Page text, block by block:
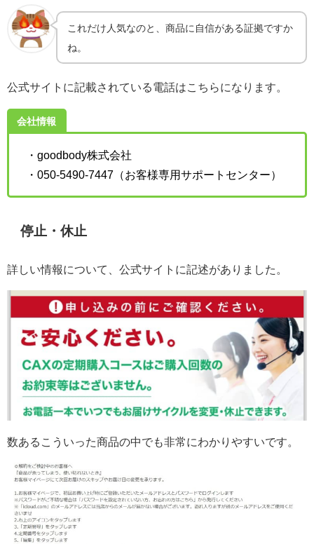
これだけ人気なのと、商品に自信がある証拠ですか
ね。
公式サイトに記載されている電話はこちらになります。
会社情報
・goodbody株式会社
・050-5490-7447（お客様専用サポートセンター）
停止・休止
詳しい情報について、公式サイトに記述がありました。
数あるこういった商品の中でも非常にわかりやすいです。